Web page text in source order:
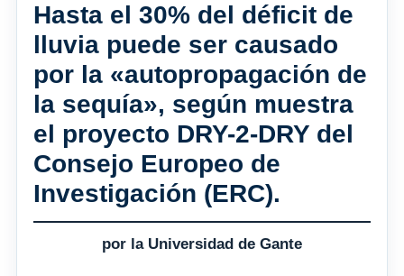
Hasta el 30% del déficit de
lluvia puede ser causado
por la «autopropagación de
la sequía», según muestra
el proyecto DRY-2-DRY del
Consejo Europeo de
Investigación (ERC).
por la Universidad de Gante